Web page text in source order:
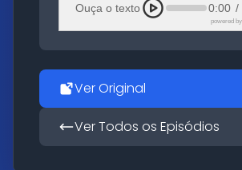
Ouça o texto 0:00 /
powered by
Ver Original
Ver Todos os Episódios